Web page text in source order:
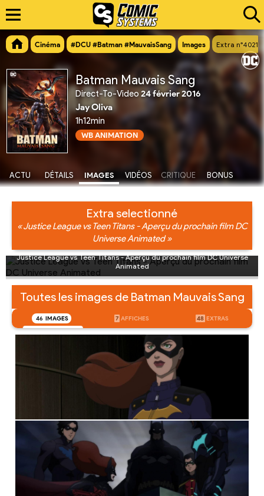
Cinéma #DCU #Batman #MauvaisSang Images Extra n°4021
Batman Mauvais Sang
Direct-To-Video 24 février 2016
Jay Oliva
1h12min
WB ANIMATION
ACTU DÉTAILS IMAGES VIDÉOS CRITIQUE BONUS
Extra selectionné
« Justice League vs Teen Titans - Aperçu du prochain film DC
Universe Animated »
Justice League vs Teen Titans - Aperçu du prochain film DC Universe
Animated
Toutes les images de Batman Mauvais Sang
46 IMAGES 7 AFFICHES 48 EXTRAS